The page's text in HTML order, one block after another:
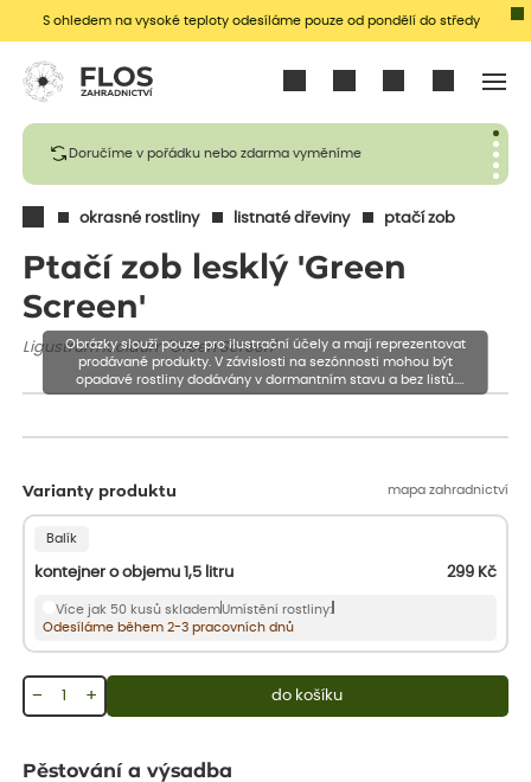
S ohledem na vysoké teploty odesíláme pouze od pondělí do středy
Doručíme v pořádku nebo zdarma vyměníme
okrasné rostliny listnaté dřeviny ptačí zob
Ptačí zob lesklý 'Green
Screen'
Ligustrum lucidum 'Green Screen'
Varianty produktu mapa zahradnictví
Balík
kontejner o objemu 1,5 litru 299 Kč
Více jak 50 kusů sklademUmístění rostliny:
Odesíláme během 2-3 pracovních dnů
+
− do košíku
Obrázky slouží pouze pro ilustrační účely a mají reprezentovat
prodávané produkty. V závislosti na sezónnosti mohou být
opadavé rostliny dodávány v dormantním stavu a bez listů.
Rostliny mohou být také sestřiženy níže, než je uvedená výška,
Pěstování a výsadba